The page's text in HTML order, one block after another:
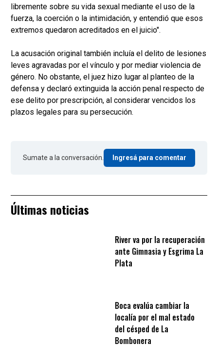
libremente sobre su vida sexual mediante el uso de la
fuerza, la coerción o la intimidación, y entendió que esos
extremos quedaron acreditados en el juicio".
La acusación original también incluía el delito de lesiones
leves agravadas por el vínculo y por mediar violencia de
género. No obstante, el juez hizo lugar al planteo de la
defensa y declaró extinguida la acción penal respecto de
ese delito por prescripción, al considerar vencidos los
plazos legales para su persecución.
Sumate a la conversación. Ingresá para comentar
Últimas noticias
River va por la recuperación
ante Gimnasia y Esgrima La
Plata
Boca evalúa cambiar la
localía por el mal estado
del césped de La
Bombonera